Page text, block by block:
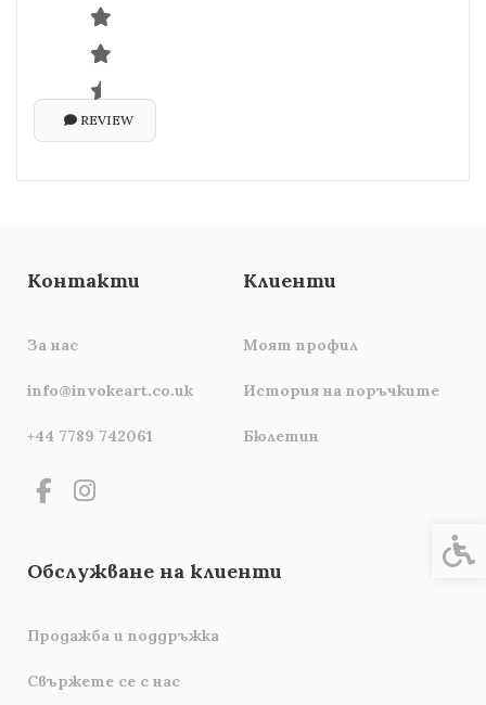
REVIEW
Контакти
За нас
info@invokeart.co.uk
+44 7789 742061
Обслужване на клиенти
Продажба и поддръжка
Свържете се с нас
Клиенти
Моят профил
История на поръчките
Бюлетин